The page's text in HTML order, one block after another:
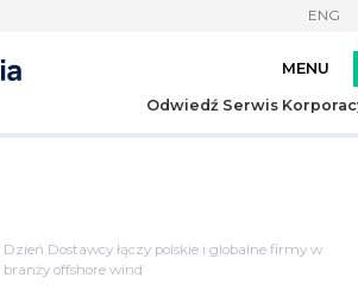
ENG
Odwiedź Serwis
Dzień Dostawcy łączy polskie i globalne firmy w
branży offshore wind